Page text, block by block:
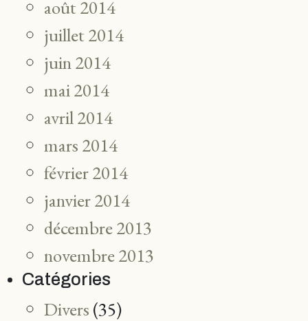
août 2014
juillet 2014
juin 2014
mai 2014
avril 2014
mars 2014
février 2014
janvier 2014
décembre 2013
novembre 2013
Catégories
Divers (35)